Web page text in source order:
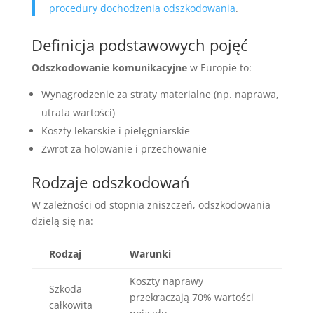
procedury dochodzenia odszkodowania.
Definicja podstawowych pojęć
Odszkodowanie komunikacyjnew Europie to:
Wynagrodzenie za straty materialne (np. naprawa,
utrata wartości)
Koszty lekarskie i pielęgniarskie
Zwrot za holowanie i przechowanie
Rodzaje odszkodowań
W zależności od stopnia zniszczeń, odszkodowania
dzielą się na:
Rodzaj Warunki
Szkoda
całkowita
Koszty naprawy
przekraczają 70% wartości